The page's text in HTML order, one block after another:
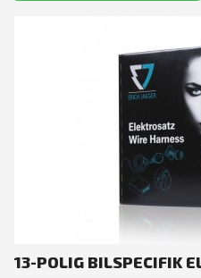
13-POLIG BILSPECIFIK